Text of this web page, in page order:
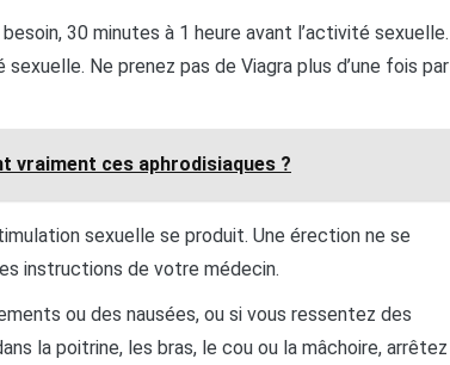
30 minutes à 1 heure avant l’activité sexuelle.
Ne prenez pas de Viagra plus d’une fois par
vraiment ces aphrodisiaques ?
sexuelle se produit. Une érection ne se
instructions de votre médecin.
ou des nausées, ou si vous ressentez des
la poitrine, les bras, le cou ou la mâchoire, arrêtez